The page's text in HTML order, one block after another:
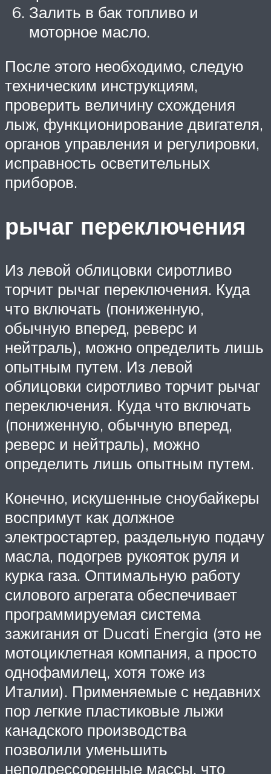
Залить в бак топливо и
моторное масло.
После этого необходимо, следую
техническим инструкциям,
проверить величину схождения
лыж, функционирование двигателя,
органов управления и регулировки,
исправность осветительных
приборов.
рычаг переключения
Из левой облицовки сиротливо
торчит рычаг переключения. Куда
что включать (пониженную,
обычную вперед, реверс и
нейтраль), можно определить лишь
опытным путем. Из левой
облицовки сиротливо торчит рычаг
переключения. Куда что включать
(пониженную, обычную вперед,
реверс и нейтраль), можно
определить лишь опытным путем.
Конечно, искушенные сноубайкеры
воспримут как должное
электростартер, раздельную подачу
масла, подогрев рукояток руля и
курка газа. Оптимальную работу
силового агрегата обеспечивает
программируемая система
зажигания от Ducati Energia (это не
мотоциклетная компания, а просто
однофамилец, хотя тоже из
Италии). Применяемые с недавних
пор легкие пластиковые лыжи
канадского производства
позволили уменьшить
неподрессоренные массы, что